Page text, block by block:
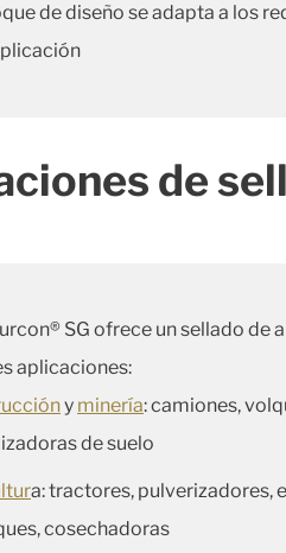
de diseño se adapta a los
de
SG ofrece un sellado de
aplicaciones:
y minería: camiones,
de suelo
a: tractores, pulverizadores,
cosechadoras